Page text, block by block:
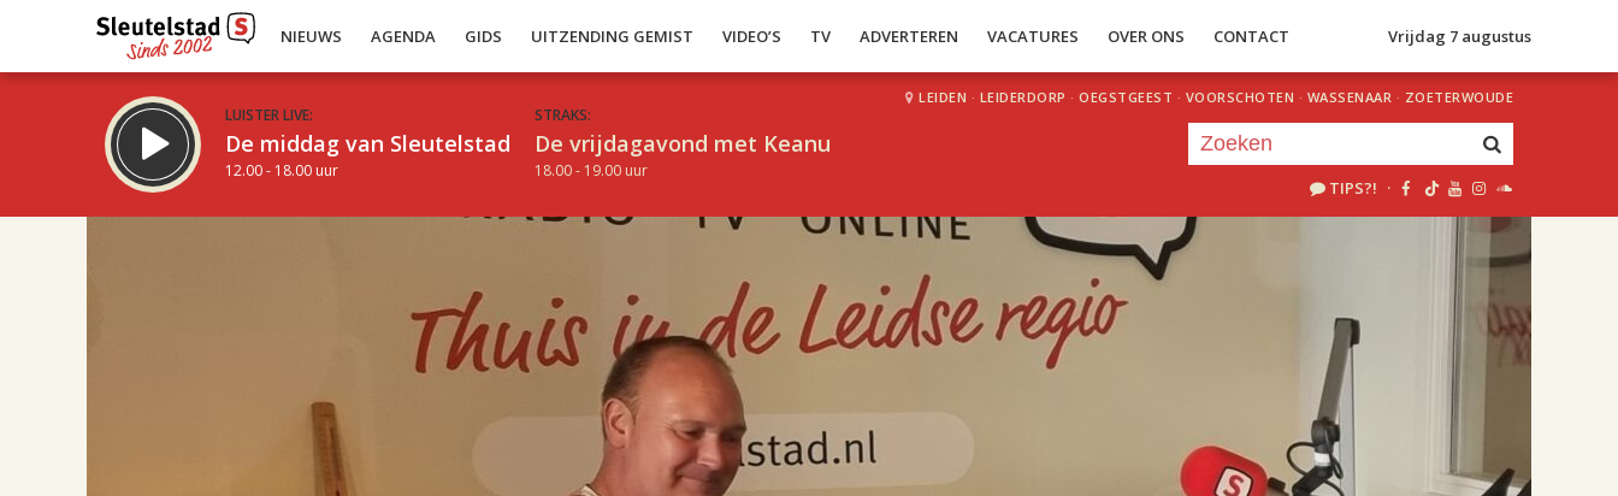
NIEUWS AGENDA GIDS UITZENDING GEMIST VIDEO’S TV ADVERTEREN VACATURES OVER ONS CONTACT Vrijdag 7 augustus
LUISTER LIVE:
De middag van Sleutelstad
12.00 - 18.00 uur
STRAKS:
De vrijdagavond met Keanu
18.00 - 19.00 uur
LEIDEN · LEIDERDORP · OEGSTGEEST · VOORSCHOTEN · WASSENAAR · ZOETERWOUDE
TIPS?! ·
uur 1 van 2
Volgend uur